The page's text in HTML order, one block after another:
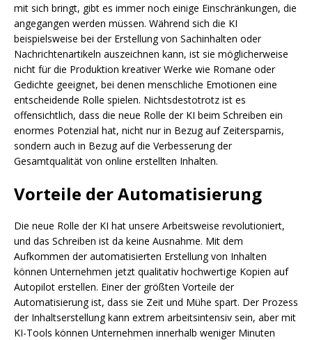
mit sich bringt, gibt es immer noch einige Einschränkungen, die
angegangen werden müssen. Während sich die KI
beispielsweise bei der Erstellung von Sachinhalten oder
Nachrichtenartikeln auszeichnen kann, ist sie möglicherweise
nicht für die Produktion kreativer Werke wie Romane oder
Gedichte geeignet, bei denen menschliche Emotionen eine
entscheidende Rolle spielen. Nichtsdestotrotz ist es
offensichtlich, dass die neue Rolle der KI beim Schreiben ein
enormes Potenzial hat, nicht nur in Bezug auf Zeitersparnis,
sondern auch in Bezug auf die Verbesserung der
Gesamtqualität von online erstellten Inhalten.
Vorteile der Automatisierung
Die neue Rolle der KI hat unsere Arbeitsweise revolutioniert,
und das Schreiben ist da keine Ausnahme. Mit dem
Aufkommen der automatisierten Erstellung von Inhalten
können Unternehmen jetzt qualitativ hochwertige Kopien auf
Autopilot erstellen. Einer der größten Vorteile der
Automatisierung ist, dass sie Zeit und Mühe spart. Der Prozess
der Inhaltserstellung kann extrem arbeitsintensiv sein, aber mit
KI-Tools können Unternehmen innerhalb weniger Minuten